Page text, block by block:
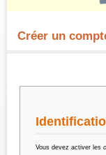
Créer un
Vous devez activer les